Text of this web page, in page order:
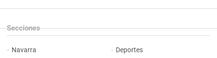
Secciones
Navarra Deportes